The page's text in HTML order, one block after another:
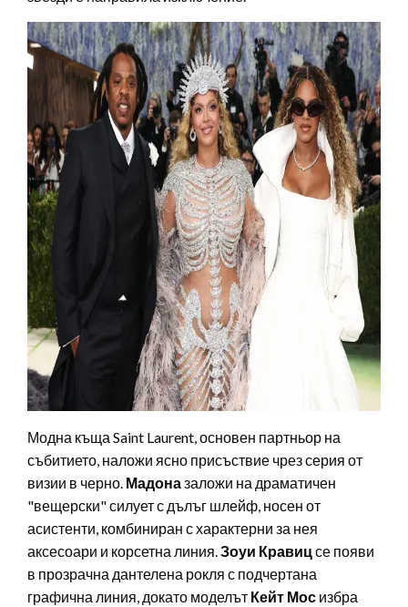
Модна къща Saint Laurent, основен партньор на
събитието, наложи ясно присъствие чрез серия от
визии в черно. Мадоназаложи на драматичен
"вещерски" силует с дълъг шлейф, носен от
асистенти, комбиниран с характерни за нея
аксесоари и корсетна линия.Зоуи Кравицсе появи
в прозрачна дантелена рокля с подчертана
графична линия, докато моделът Кейт Мос избра